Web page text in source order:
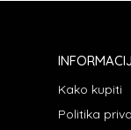
Kako kupiti
Politika